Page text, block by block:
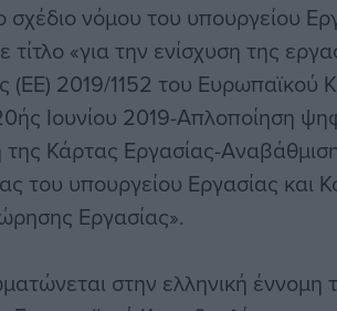
νόμου του υπουργείου
«για την ενίσχυση της
2019/1152 του Ευρωπαϊκού
Ιουνίου 2019-Απλοποίηση
της Κάρτας Εργασίας-
του υπουργείου Εργασίας και
Εργασίας».
στην ελληνική έννομη